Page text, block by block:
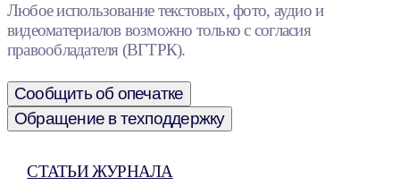
Любое использование текстовых, фото, аудио и
видеоматериалов возможно только с согласия
правообладателя (ВГТРК).
Сообщить об опечатке
Обращение в техподдержку
СТАТЬИ ЖУРНАЛА